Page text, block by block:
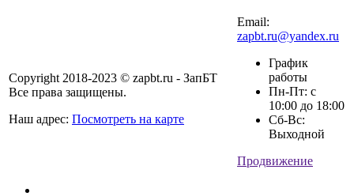
Copyright 2018-2023 © zapbt.ru - ЗапБТ
Все права защищены.
Наш адрес: Посмотреть на карте
Email:
zapbt.ru@yandex.ru
График
работы
Пн-Пт: с
10:00 до 18:00
Сб-Вс:
Выходной
Продвижение